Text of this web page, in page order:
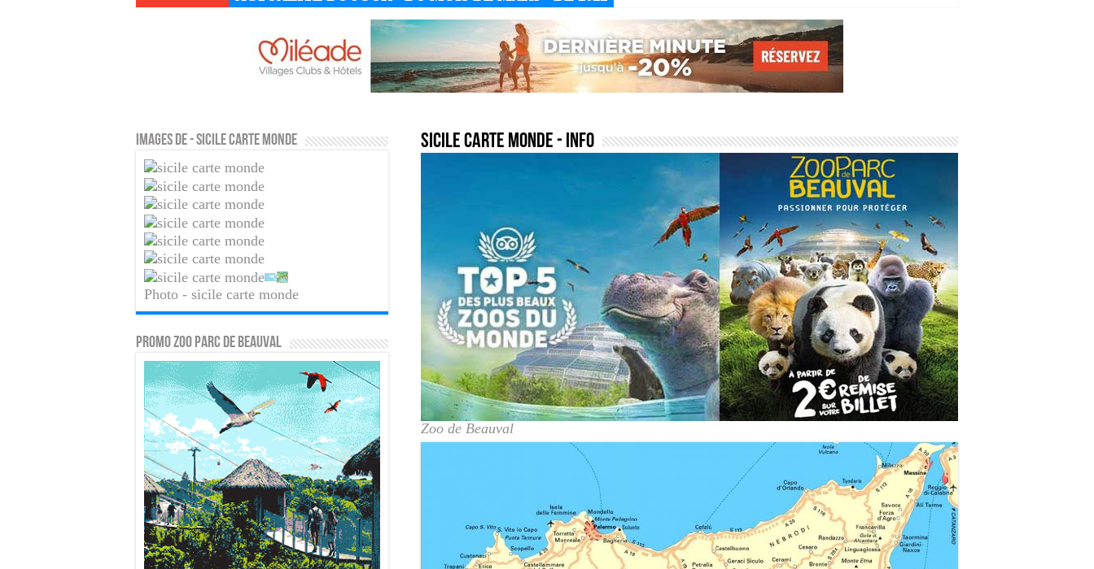
sicile carte monde - Info
Zoo de Beauval
Images de - sicile carte monde
Photo - sicile carte monde
PROMO ZOO PARC DE BEAUVAL